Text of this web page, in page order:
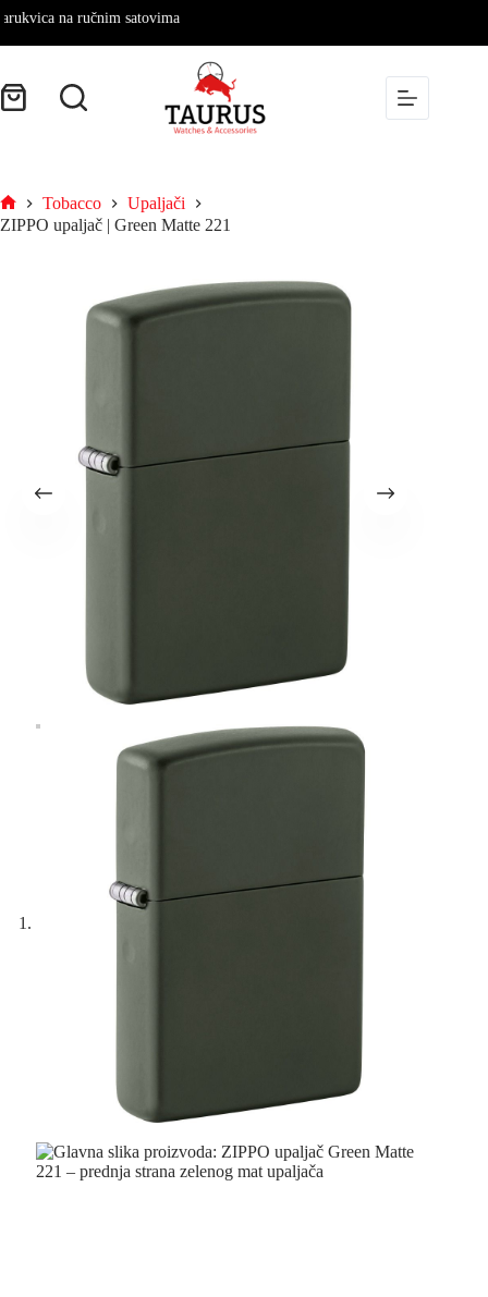
na ručnim satovima
Tobacco
Upaljači
ZIPPO upaljač | Green Matte 221